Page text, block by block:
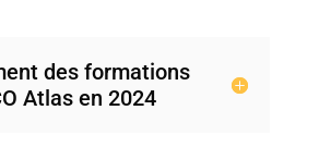
des formations
Atlas en 2024